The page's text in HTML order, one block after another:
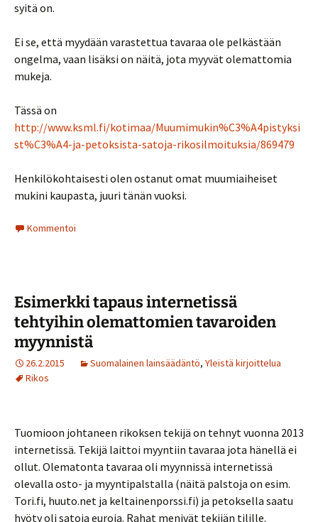
syitä on.
Ei se, että myydään varastettua tavaraa ole pelkästään
ongelma, vaan lisäksi on näitä, jota myyvät olemattomia
mukeja.
Tässä on
http://www.ksml.fi/kotimaa/Muumimukin%C3%A4pistyksi
st%C3%A4-ja-petoksista-satoja-rikosilmoituksia/869479
Henkilökohtaisesti olen ostanut omat muumiaiheiset
mukini kaupasta, juuri tänän vuoksi.
Kommentoi
Esimerkki tapaus internetissä
tehtyihin olemattomien tavaroiden
myynnistä
26.2.2015 Suomalainen lainsäädäntö, Yleistä kirjoittelua
Rikos
Tuomioon johtaneen rikoksen tekijä on tehnyt vuonna 2013
internetissä. Tekijä laittoi myyntiin tavaraa jota hänellä ei
ollut. Olematonta tavaraa oli myynnissä internetissä
olevalla osto- ja myyntipalstalla (näitä palstoja on esim.
Tori.fi, huuto.net ja keltainenporssi.fi) ja petoksella saatu
hyöty oli satoja euroja. Rahat menivät tekijän tilille.